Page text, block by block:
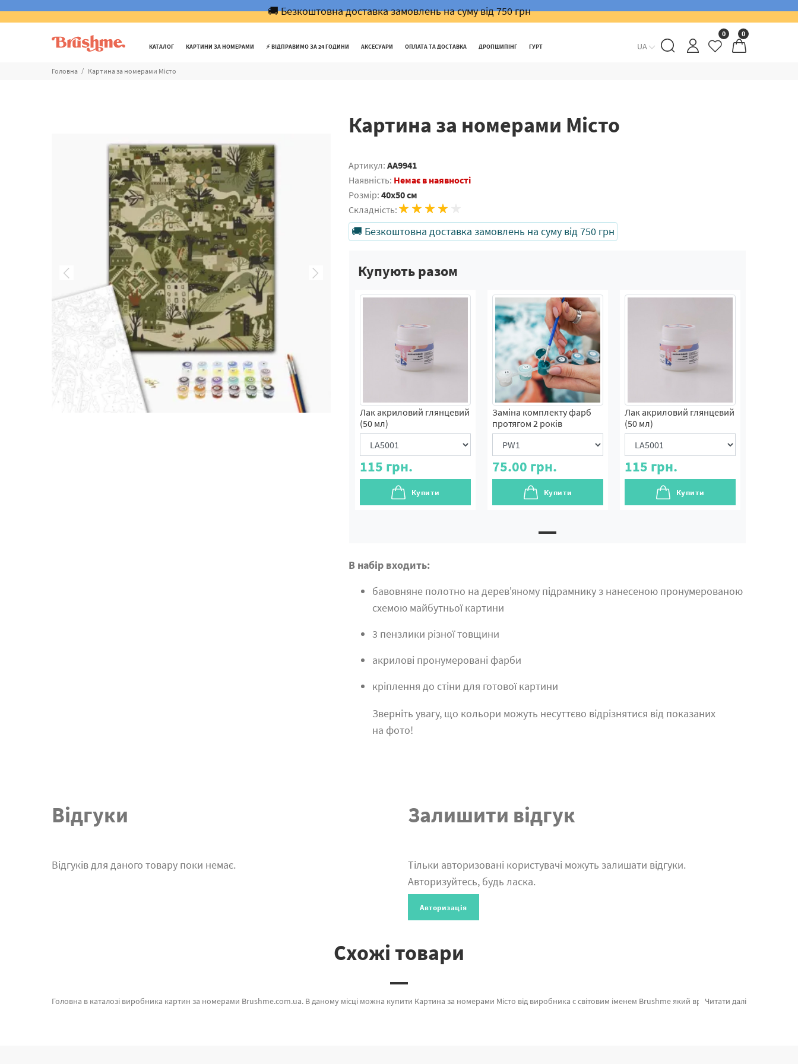
🚚 Безкоштовна доставка замовлень на суму від 750 грн
КАТАЛОГ КАРТИНИ ЗА НОМЕРАМИ ⚡️ ВІДПРАВИМО ЗА 24 ГОДИНИ АКСЕСУАРИ ОПЛАТА ТА ДОСТАВКА ДРОПШИПІНГ ГУРТ UA
0 0
Головна Картина за номерами Місто
Картина за номерами Місто
Артикул: AA9941
Наявність: Немає в наявності
Розмір: 40x50 см
Складність:
🚚 Безкоштовна доставка замовлень на суму від 750 грн
Купують разом
Лак акриловий глянцевий
(50 мл)
115 грн.
Купити
Заміна комплекту фарб
протягом 2 років
75.00 грн.
Купити
Лак акриловий глянцевий
(50 мл)
115 грн.
Купити
В набір входить:
бавовняне полотно на дерев'яному підрамнику з нанесеною пронумерованою
схемою майбутньої картини
3 пензлики різної товщини
акрилові пронумеровані фарби
кріплення до стіни для готової картини
Зверніть увагу, що кольори можуть несуттєво відрізнятися від показаних
на фото!
Відгуки
Відгуків для даного товару поки немає.
Залишити відгук
Тільки авторизовані користувачі можуть залишати відгуки.
Авторизуйтесь, будь ласка.
Авторизація
Схожі товари
Читати далі
Головна в каталозі виробника картин за номерами Brushme.com.ua. В даному місці можна купити Картина за номерами Місто від виробника с світовим іменем Brushme який вражає якістю. Кожен продукт лінійки «» допоможе захоплююче провести час. Білі маки, М'яч и Рожевий фламінго а также великий вибір найменувань за кращими цінами. Придбавши Пальми або картини за номерами машини, миттєво відправимо в Олександрію або інші області. Собаки або картини за номерами з вовками, замовляйте прямо зараз!